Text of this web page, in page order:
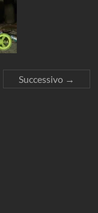
Successivo →